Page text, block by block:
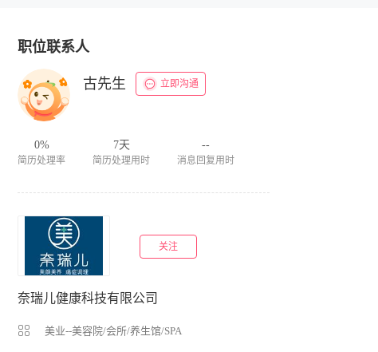
职位联系人
古先生 立即沟通
0%
简历处理率
7天
简历处理用时
--
消息回复用时
关注
奈瑞儿健康科技有限公司
美业--美容院/会所/养生馆/SPA